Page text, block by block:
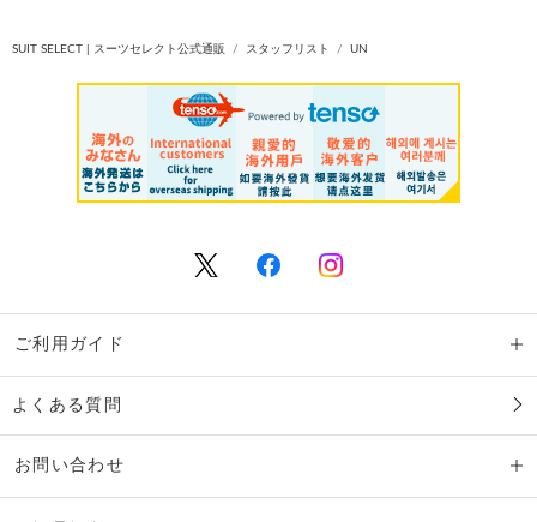
SUIT SELECT | スーツセレクト公式通販 スタッフリスト UN
ご利用ガイド
よくある質問
お問い合わせ